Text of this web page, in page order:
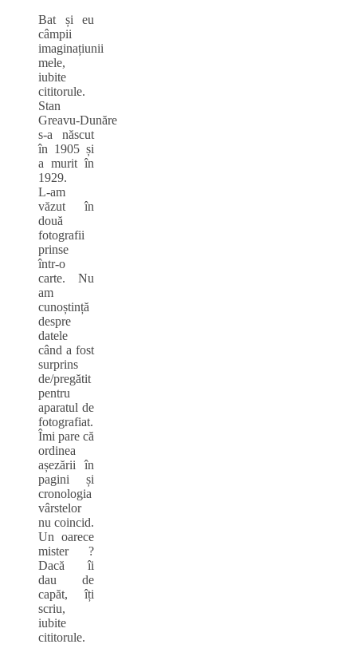
Bat și eu
câmpii
imaginațiunii
mele,
iubite
cititorule.
Stan
Greavu‑Dunăre
s‑a născut
în 1905 și
a murit în
1929.
L‑am
văzut în
două
fotografii
prinse
într‑o
carte. Nu
am
cunoștință
despre
datele
când a fost
surprins
de/pregătit
pentru
aparatul de
fotografiat.
Îmi pare că
ordinea
așezării în
pagini și
cronologia
vârstelor
nu coincid.
Un oarece
mister ?
Dacă îi
dau de
capăt, îți
scriu,
iubite
cititorule.